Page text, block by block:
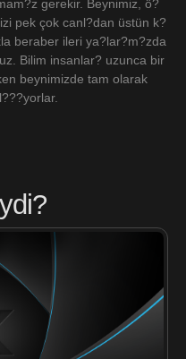
gerekir. Beynimiz, ö?
pek çok canl?dan üstün k?
beraber ileri ya?lar?m?zda
Bilim insanlar? uzunca bir
beynimizde tam olarak